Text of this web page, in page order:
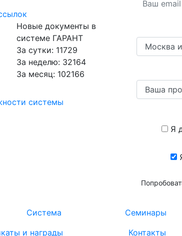
Новые документы в
системе ГАРАНТ
За сутки: 11729
За неделю: 32164
За месяц: 102166
системы
Я
Система
Семинары
и награды
Контакты